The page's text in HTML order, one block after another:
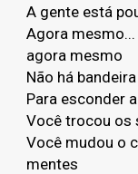
A gente está
Agora
agora mesmo
Não há
Para esconder
Você trocou os
Você mudou o
mentes